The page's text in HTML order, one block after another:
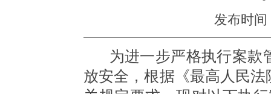
发布时间
为进一步严格执行案款
放安全，根据《最高人民